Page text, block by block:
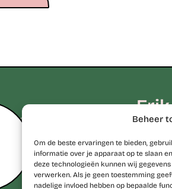
Beheer
Om de beste ervaringen te bieden,
informatie over je apparaat op te slaan
deze technologieën kunnen wij
verwerken. Als je geen toestemming
nadelige invloed hebben op bepaalde
77 28 06